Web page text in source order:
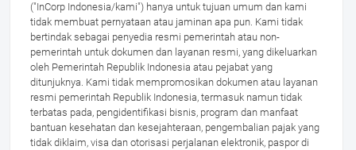
("InCorp Indonesia/kami") hanya untuk tujuan umum dan kami
tidak membuat pernyataan atau jaminan apa pun. Kami tidak
bertindak sebagai penyedia resmi pemerintah atau non-
pemerintah untuk dokumen dan layanan resmi, yang dikeluarkan
oleh Pemerintah Republik Indonesia atau pejabat yang
ditunjuknya. Kami tidak mempromosikan dokumen atau layanan
resmi pemerintah Republik Indonesia, termasuk namun tidak
terbatas pada, pengidentifikasi bisnis, program dan manfaat
bantuan kesehatan dan kesejahteraan, pengembalian pajak yang
tidak diklaim, visa dan otorisasi perjalanan elektronik, paspor di